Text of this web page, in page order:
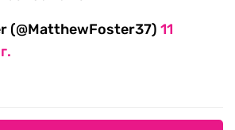
(@MatthewFoster37) 11